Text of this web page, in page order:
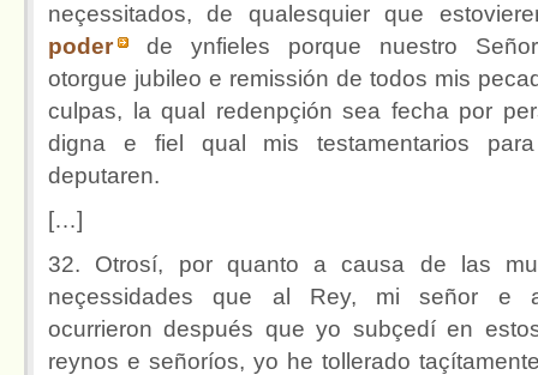
neçessitados, de qualesquier que
poder
de ynfieles porque nuestro
otorgue jubileo e remissión de todos mis
culpas, la qual redenpçión sea fecha por
digna e fiel qual mis testamentarios
deputaren.
[…]
32. Otrosí, por quanto a causa de las
neçessidades que al Rey, mi señor e
ocurrieron después que yo subçedí en
reynos e señoríos, yo he tollerado